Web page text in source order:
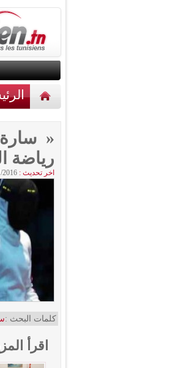
«
رياضة
اخر تحديث : 29/01/2016
كلمات البحث :
اقرأ